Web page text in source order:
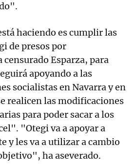
haciendo es cumplir las
de presos por
Esparza, para
apoyando a las
socialistas en Navarra y en
realicen las modificaciones
para poder sacar a los
"Otegi va a apoyar a
y les va a utilizar a cambio
ha aseverado.